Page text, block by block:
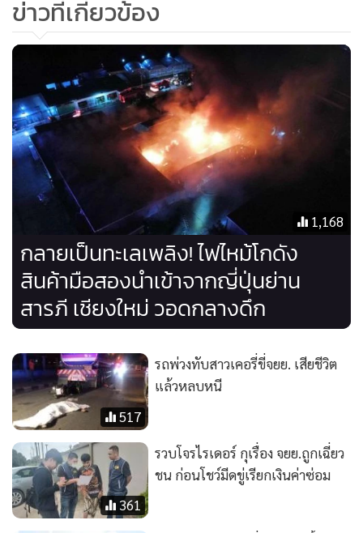
• หุ้น
• อินโดจีน
Celeb Online
• Factcheck
• ญี่ปุ่น
• News1
Gotomanager
ข่าวที่เกี่ยวข้อง
1,168
กลายเป็นทะเลเพลิง! ไฟไหม้โกดัง
สินค้ามือสองนำเข้าจากญี่ปุ่นย่าน
สารภี เชียงใหม่ วอดกลางดึก
517
รถพ่วงทับสาวเคอรี่ขี่จยย. เสียชีวิต
แล้วหลบหนี
361
รวบโจรไรเดอร์ กุเรื่อง จยย.ถูกเฉี่ยว
ชน ก่อนโชว์มีดขู่เรียกเงินค่าซ่อม